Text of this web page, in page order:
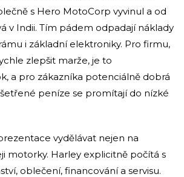
s Hero MotoCorp vyvinul a od
v Indii. Tím pádem odpadají náklady
i základní elektroniky. Pro firmu,
zlepšit marže, je to
a pro zákazníka potenciálně dobrá
peníze se promítají do nízké
vydělávat nejen na
motorky. Harley explicitně počítá s
oblečení, financování a servisu.